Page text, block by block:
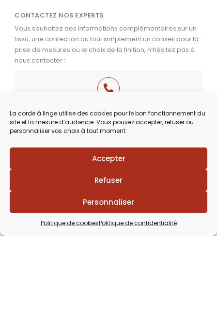
La corde à linge utilise des cookies pour le bon fonctionnement du
site et la mesure d’audience. Vous pouvez accepter, refuser ou
personnaliser vos choix à tout moment.
Accepter
Refuser
Personnaliser
Politique de cookiesPolitique de confidentialité
CONTACTEZ NOS EXPERTS
Vous souhaitez des informations complémentaires sur un
tissu, une confection ou tout simplement un conseil pour la
prise de mesures ou le choix de la finition, n’hésitez pas à
nous contacter :
03 29 60 49 17
Du Mardi au Samedi